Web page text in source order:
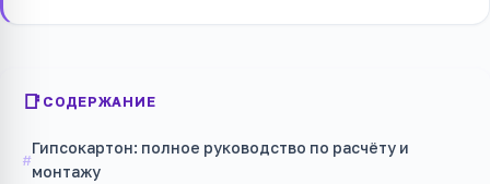
СОДЕРЖАНИЕ
Гипсокартон: полное руководство по расчёту и
монтажу